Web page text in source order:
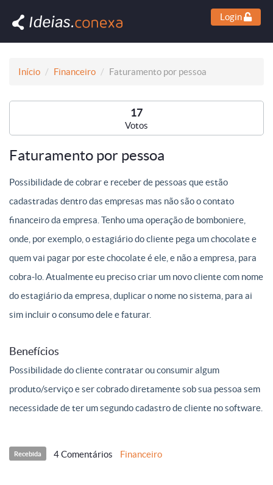
Login
Início Financeiro Faturamento por pessoa
17
Votos
Faturamento por pessoa
Possibilidade de cobrar e receber de pessoas que estão
cadastradas dentro das empresas mas não são o contato
financeiro da empresa. Tenho uma operação de bomboniere,
onde, por exemplo, o estagiário do cliente pega um chocolate e
quem vai pagar por este chocolate é ele, e não a empresa, para
cobra-lo. Atualmente eu preciso criar um novo cliente com nome
do estagiário da empresa, duplicar o nome no sistema, para ai
sim incluir o consumo dele e faturar.
Benefícios
Possibilidade do cliente contratar ou consumir algum
produto/serviço e ser cobrado diretamente sob sua pessoa sem
necessidade de ter um segundo cadastro de cliente no software.
Recebida 4 Comentários Financeiro